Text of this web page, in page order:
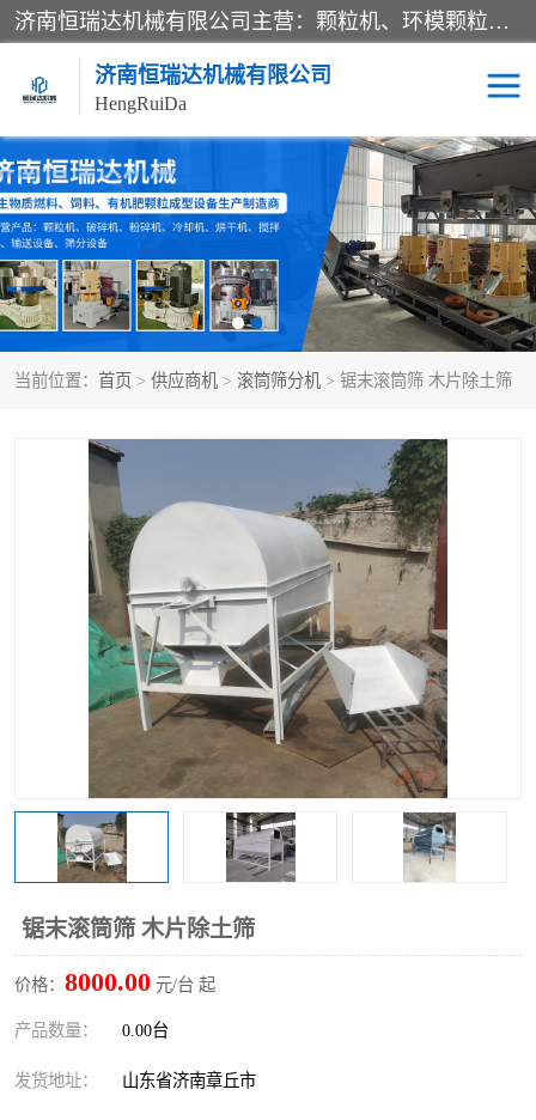
济南恒瑞达机械有限公司主营：颗粒机、环模颗粒机、平模颗粒机、粉碎机、滚筒筛分机、冷却机、颗粒燃烧机、生物质颗粒机、木屑颗粒机、秸秆颗粒机、饲料颗粒机、燃料颗粒机、木材粉碎机、秸秆粉碎机、饲料粉碎机、颗粒冷却机、锯末滚筒筛、锤片粉碎机、滚筒筛、搅拌机等产品。
济南恒瑞达机械有限公司
HengRuiDa
当前位置： 首页 > 供应商机 > 滚筒筛分机 > 锯末滚筒筛 木片除土筛
锯末滚筒筛 木片除土筛
价格： 8000.00 元/台 起
产品数量： 0.00台
发货地址： 山东省济南章丘市
颗粒机 环模颗粒机
平模颗粒机 生物质颗粒机
秸秆颗粒机 饲料颗粒机
燃料颗粒机 木屑颗粒机
粉碎机 秸秆粉碎机
木材粉碎机 锤片粉碎机
搅拌机 冷却机
颗粒冷却机 颗粒燃烧机
滚筒筛 滚筒筛分机
锯末滚筒筛